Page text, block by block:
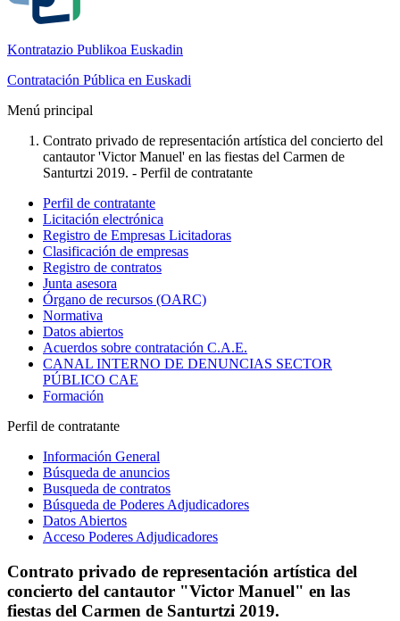
Kontratazio Publikoa Euskadin
Contratación Pública en Euskadi
Menú principal
Contrato privado de representación artística del concierto del
cantautor 'Victor Manuel' en las fiestas del Carmen de
Santurtzi 2019. - Perfil de contratante
Perfil de contratante
Licitación electrónica
Registro de Empresas Licitadoras
Clasificación de empresas
Registro de contratos
Junta asesora
Órgano de recursos (OARC)
Normativa
Datos abiertos
Acuerdos sobre contratación C.A.E.
CANAL INTERNO DE DENUNCIAS SECTOR
PÚBLICO CAE
Formación
Perfil de contratante
Información General
Búsqueda de anuncios
Busqueda de contratos
Búsqueda de Poderes Adjudicadores
Datos Abiertos
Acceso Poderes Adjudicadores
Contrato privado de representación artística del
concierto del cantautor "Victor Manuel" en las
fiestas del Carmen de Santurtzi 2019.